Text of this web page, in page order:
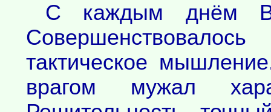
С каждым днём
тактическое
врагом мужал